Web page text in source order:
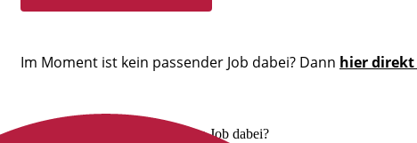
Im Moment ist kein passender Job dabei? Dann hier direkt
Nicht der richtige Job dabei?